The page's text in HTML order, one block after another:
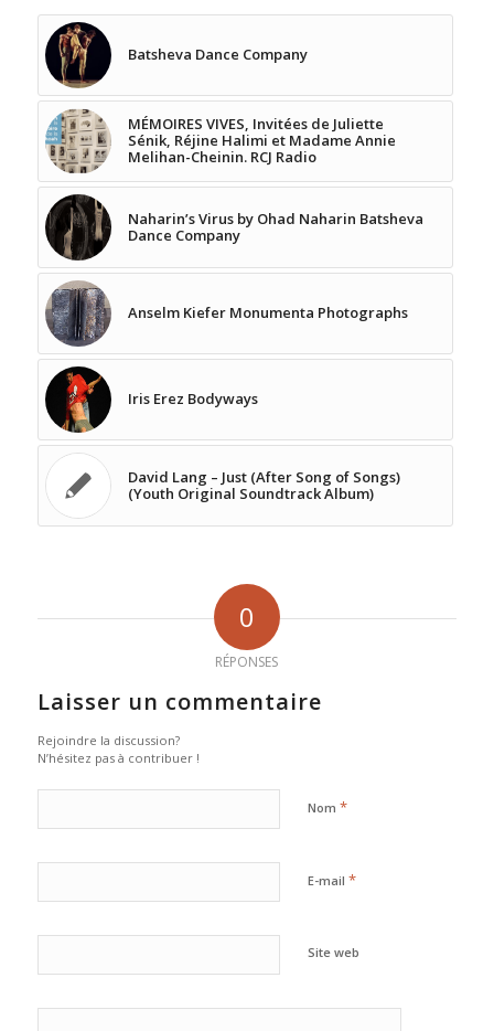
Batsheva Dance Company
MÉMOIRES VIVES, Invitées de Juliette
Sénik, Réjine Halimi et Madame Annie
Melihan-Cheinin. RCJ Radio
Naharin’s Virus by Ohad Naharin Batsheva
Dance Company
Anselm Kiefer Monumenta Photographs
Iris Erez Bodyways
David Lang – Just (After Song of Songs)
(Youth Original Soundtrack Album)
0
RÉPONSES
Laisser un commentaire
Rejoindre la discussion?
N’hésitez pas à contribuer !
Nom *
E-mail *
Site web